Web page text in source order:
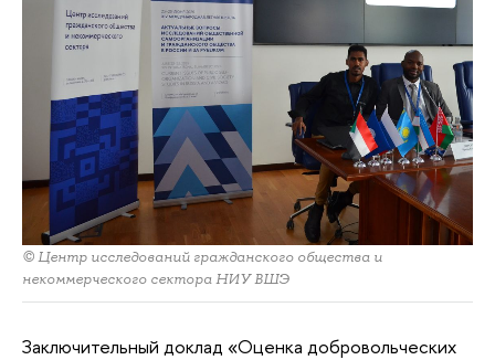
© Центр исследований гражданского общества и
некоммерческого сектора НИУ ВШЭ
Заключительный доклад «Оценка добровольческих